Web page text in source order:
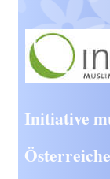
Initiative